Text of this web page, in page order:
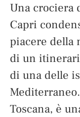
Una crociera
Capri
piacere della
di un
di una delle
Toscana, è